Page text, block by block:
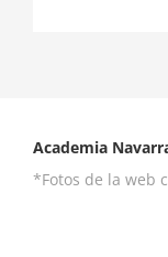
Academia
*Fotos de la web